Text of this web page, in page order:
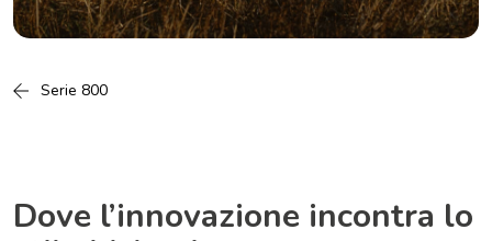
Serie 800
Dove l’innovazione incontra lo